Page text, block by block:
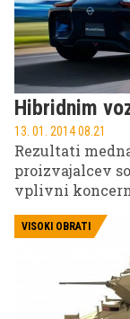
Hibridnim
13. 01. 2014 08.21
Rezultati
proizvajalcev
vplivni
okolju prijazne
denarja še
z notranjim
napovedujejo
proizvajalci.
VISOKI OBRATI